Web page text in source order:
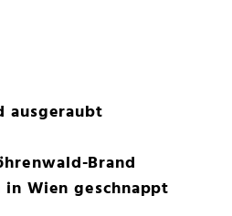
ausgeraubt
Brand
Wien geschnappt